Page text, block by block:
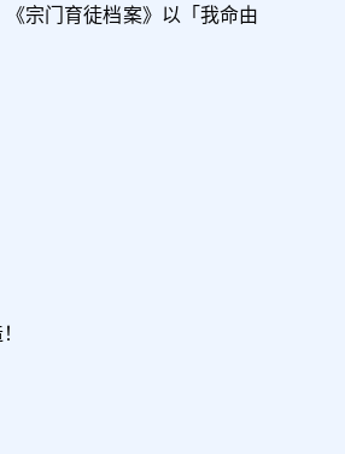
宗门育徒档案》以「我命由